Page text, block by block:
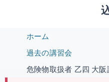
ホーム
過去の講習会
危険物取扱者 乙四 大阪